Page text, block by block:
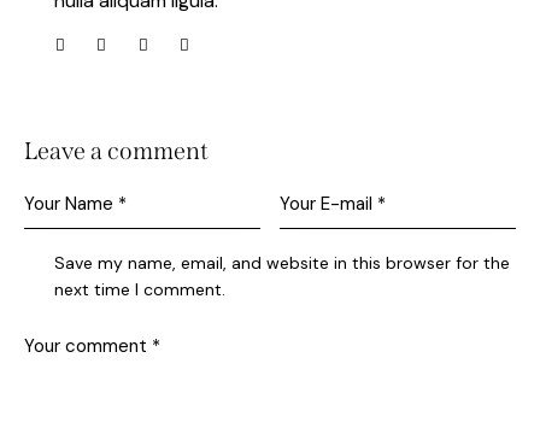
Leave a comment
Save my name, email, and website in this browser for the
next time I comment.